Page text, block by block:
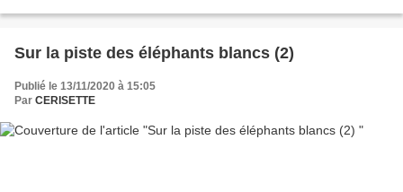
Sur la piste des éléphants blancs (2)
Publié le 13/11/2020 à 15:05
Par CERISETTE